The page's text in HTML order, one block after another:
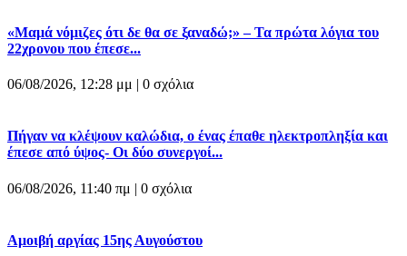
«Μαμά νόμιζες ότι δε θα σε ξαναδώ;» – Τα πρώτα λόγια του
22χρονου που έπεσε...
06/08/2026, 12:28 μμ | 0 σχόλια
Πήγαν να κλέψουν καλώδια, ο ένας έπαθε ηλεκτροπληξία και
έπεσε από ύψος- Οι δύο συνεργοί...
06/08/2026, 11:40 πμ | 0 σχόλια
Αμοιβή αργίας 15ης Αυγούστου